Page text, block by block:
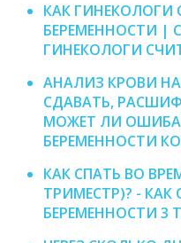
КАК
БЕРЕМЕННОСТИ |
ГИНЕКОЛОГИ
АНАЛИЗ КРОВИ
СДАВАТЬ,
МОЖЕТ ЛИ
БЕРЕМЕННОСТИ
КАК СПАТЬ ВО
ТРИМЕСТР)? - КАК
БЕРЕМЕННОСТИ 3